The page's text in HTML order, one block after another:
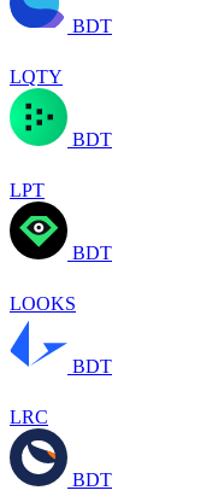
BDT
LQTY
BDT
LPT
BDT
LOOKS
BDT
LRC
BDT